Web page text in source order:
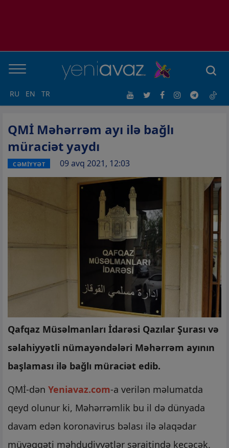
RU EN TR
QMİ Məhərrəm ayı ilə bağlı
müraciət yaydı
CƏMİYYƏT 09 avq 2021, 12:03
Qafqaz Müsəlmanları İdarəsi Qazılar Şurası və
səlahiyyətli nümayəndələri Məhərrəm ayının
başlaması ilə bağlı müraciət edib.
QMİ-dən Yeniavaz.com-a verilən məlumatda
qeyd olunur ki, Məhərrəmlik bu il də dünyada
davam edən koronavirus bəlası ilə əlaqədar
müvəqqəti məhdudiyyətlər şəraitində keçəcək.